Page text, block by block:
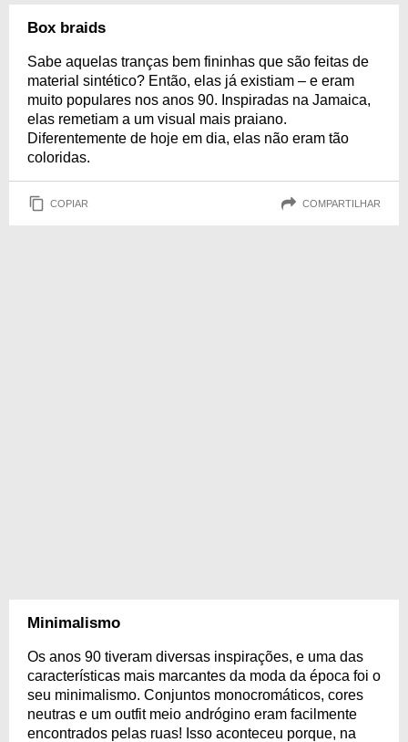
Box braids
Sabe aquelas tranças bem fininhas que são feitas de
material sintético? Então, elas já existiam – e eram
muito populares nos anos 90. Inspiradas na Jamaica,
elas remetiam a um visual mais praiano.
Diferentemente de hoje em dia, elas não eram tão
coloridas.
COPIAR COMPARTILHAR
Minimalismo
Os anos 90 tiveram diversas inspirações, e uma das
características mais marcantes da moda da época foi o
seu minimalismo. Conjuntos monocromáticos, cores
neutras e um outfit meio andrógino eram facilmente
encontrados pelas ruas! Isso aconteceu porque, na